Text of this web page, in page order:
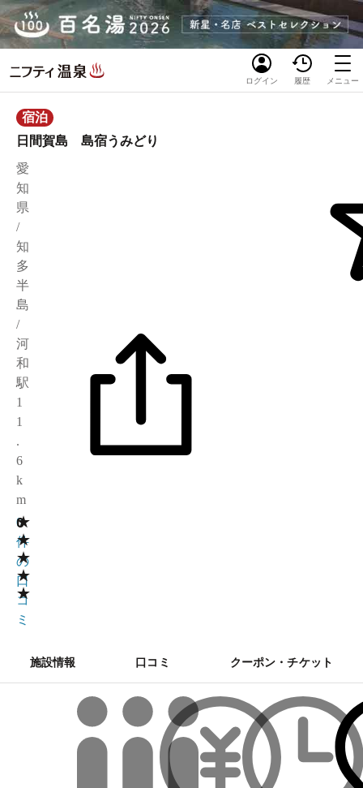
ログイン 履歴 メニュー
宿泊
日間賀島 島宿うみどり
愛
知
県
/
知
多
半
島
/
河
和
駅
1
1
.
6
k
m
★
★
★
★
★
0
0
件
の
口
コ
ミ
施設情報 口コミ クーポン・チケット